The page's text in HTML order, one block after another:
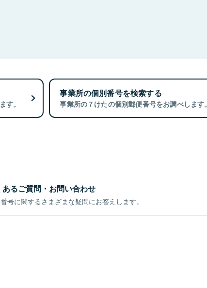
す。
事業所の個別番号を検索する
事業所の７けたの個別郵便番号をお調べします。
あるご質問・お問い合わせ
号に関するさまざまな疑問にお答えします。